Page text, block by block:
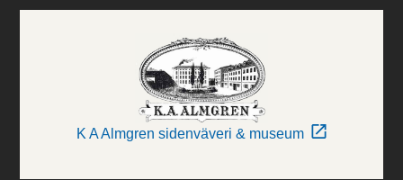
K A Almgren sidenväveri & museum